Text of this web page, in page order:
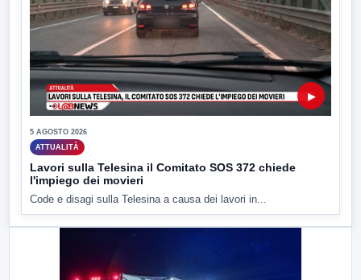
▶
5 AGOSTO 2026
ATTUALITÀ
Lavori sulla Telesina il Comitato SOS 372 chiede
l'impiego dei movieri
Code e disagi sulla Telesina a causa dei lavori in...